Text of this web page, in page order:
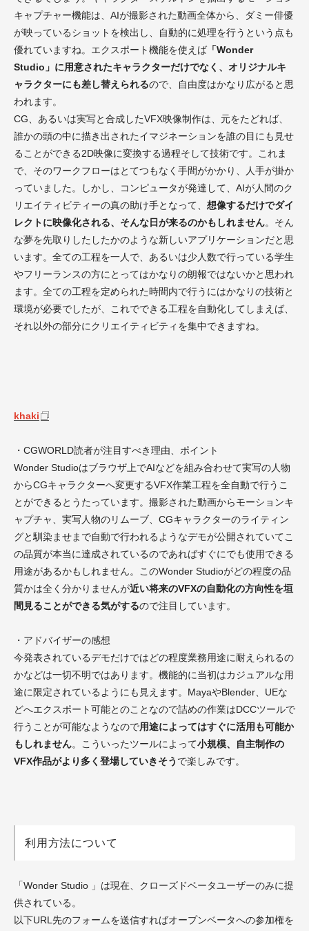
キャプチャー機能は、AIが撮影された動画全体から、ダミー俳優
が映っているショットを検出し、自動的に処理を行うという点も
優れていますね。エクスポート機能を使えば 「Wonder
Studio」に用意されたキャラクターだけでなく、オリジナルキ
ャラクターにも差し替えられるので、自由度はかなり広がると思
われます。
CG、あるいは実写と合成したVFX映像制作は、元をたどれば、
誰かの頭の中に描き出されたイマジネーションを誰の目にも見せ
ることができる2D映像に変換する過程そして技術です。これま
で、そのワークフローはとてつもなく手間がかかり、人手が掛か
っていました。しかし、コンピュータが発達して、AIが人間のク
リエイティビティーの真の助け手となって、 想像するだけでダイ
レクトに映像化される、そんな日が来るのかもしれません。そん
な夢を先取りしたしたかのような新しいアプリケーションだと思
います。全ての工程を一人で、あるいは少人数で行っている学生
やフリーランスの方にとってはかなりの朗報ではないかと思われ
ます。全ての工程を定められた時間内で行うにはかなりの技術と
環境が必要でしたが、これでできる工程を自動化してしまえば、
それ以外の部分にクリエイティビティを集中できますね。
khaki
・CGWORLD読者が注目すべき理由、ポイント
Wonder Studioはブラウザ上でAIなどを組み合わせて実写の人物
からCGキャラクターへ変更するVFX作業工程を全自動で行うこ
とができるとうたっています。撮影された動画からモーションキ
ャプチャ、実写人物のリムーブ、CGキャラクターのライティン
グと馴染ませまで自動で行われるようなデモが公開されていてこ
の品質が本当に達成されているのであればすぐにでも使用できる
用途があるかもしれません。このWonder Studioがどの程度の品
質かは全く分かりませんが近い将来のVFXの自動化の方向性を垣
間見ることができる気がするので注目しています。
・アドバイザーの感想
今発表されているデモだけではどの程度業務用途に耐えられるの
かなどは一切不明ではあります。機能的に当初はカジュアルな用
途に限定されているようにも見えます。MayaやBlender、UEな
どへエクスポート可能とのことなので詰めの作業はDCCツールで
行うことが可能なようなので用途によってはすぐに活用も可能か
もしれません。こういったツールによって小規模、自主制作の
VFX作品がより多く登場していきそう で楽しみです。
利用方法について
「Wonder Studio 」は現在、クローズドベータユーザーのみに提
供されている。
以下URL先のフォームを送信すればオープンベータへの参加権を